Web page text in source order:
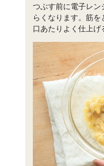
つぶす前に電子レ
らくなります。筋を
口あたりよく仕上げ